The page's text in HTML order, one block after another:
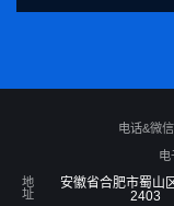
电话&微信
电
地
址
安徽省合肥市蜀山
2403